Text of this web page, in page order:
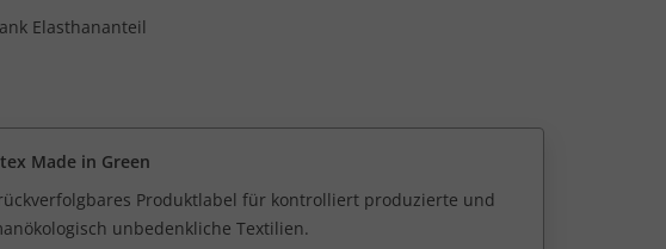
Elasthananteil
Made in Green
Produktlabel für kontrolliert produzierte und
unbedenkliche Textilien.